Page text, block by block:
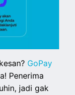
GoPay
Penerima
jadi gak